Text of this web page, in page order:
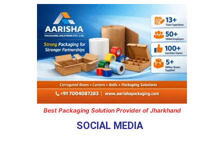
Best Packaging Solution Provider of Jharkhand
SOCIAL MEDIA